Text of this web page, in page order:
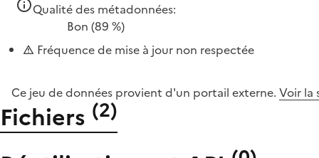
Qualité des métadonnées:
Bon (89 %)
Fréquence de mise à jour non respectée
Ce jeu de données provient d'un portail externe. Voir la
Fichiers (2)